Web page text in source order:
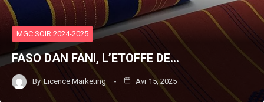
MGC SOIR 2024-2025
FASO DAN FANI, L’ETOFFE DE…
By Licence Marketing Avr 15, 2025